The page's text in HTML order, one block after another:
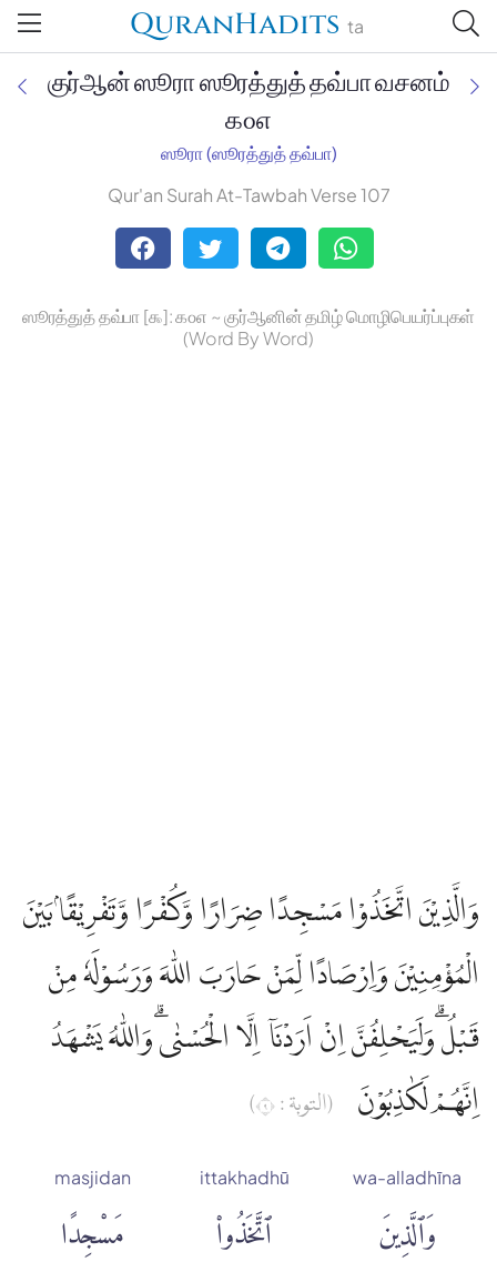
QuranHadits ta
Jan Trust Foundation
Mufti Omar Sheriff Qasimi,
குர்ஆன் ஸூரா ஸூரத்துத் தவ்பா வசனம்
௧௦௭
ஸூரா (ஸூரத்துத் தவ்பா)
Qur'an Surah At-Tawbah Verse 107
ஸூரத்துத் தவ்பா [௯]: ௧௦௭ ~ குர்ஆனின் தமிழ் மொழிபெயர்ப்புகள்
(Word By Word)
وَالَّذِيْنَ اتَّخَذُوْا مَسْجِدًا ضِرَارًا وَّكُفْرًا وَّتَفْرِيْقًاۢ بَيْنَ
الْمُؤْمِنِيْنَ وَاِرْصَادًا لِّمَنْ حَارَبَ اللّٰهَ وَرَسُوْلَهٗ مِنْ
قَبْلُ ۗوَلَيَحْلِفُنَّ اِنْ اَرَدْنَآ اِلَّا الْحُسْنٰىۗ وَاللّٰهُ يَشْهَدُ
اِنَّهُمْ لَكٰذِبُوْنَ
(التوبة : ٩)
wa-alladhīna
وَٱلَّذِينَ
ittakhadhū
ٱتَّخَذُوا۟
masjidan
مَسْجِدًا